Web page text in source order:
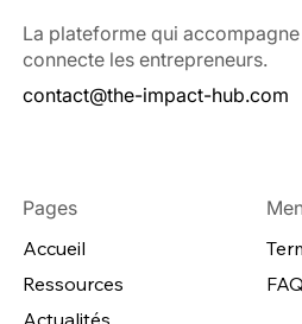
Pages
Accueil
Ressources
Actualités
La plateforme qui
connecte les entrepreneurs.
contact@the-impact-hub.com
FAQ